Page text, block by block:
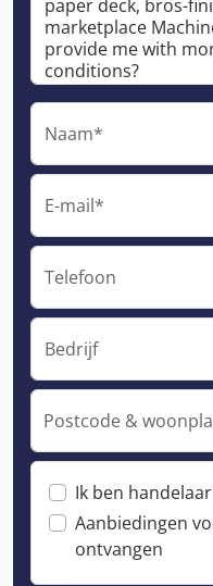
Naam*
E-mail*
Telefoon
Bedrijf
Postcode &
Ik ben handelaar
Aanbiedingen
ontvangen